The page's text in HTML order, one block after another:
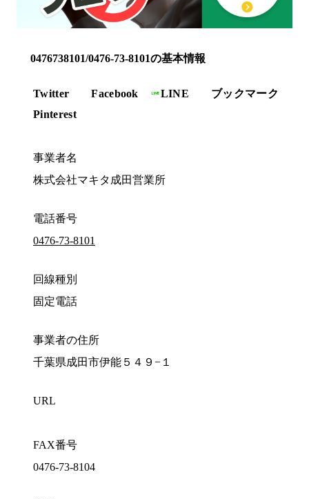
0476738101/0476-73-8101の基本情報
Twitter Facebook LINE
ブックマーク
Pinterest
事業者名
株式会社マキタ成田営業所
電話番号
0476-73-8101
回線種別
固定電話
事業者の住所
千葉県成田市伊能５４９−１
URL
FAX番号
0476-73-8104